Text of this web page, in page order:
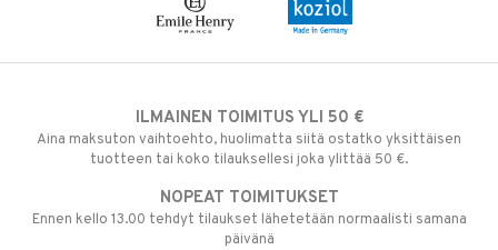
ILMAINEN TOIMITUS YLI 50 €
Aina maksuton vaihtoehto, huolimatta siitä ostatko yksittäisen
tuotteen tai koko tilauksellesi joka ylittää 50 €.
NOPEAT TOIMITUKSET
Ennen kello 13.00 tehdyt tilaukset lähetetään normaalisti samana
päivänä